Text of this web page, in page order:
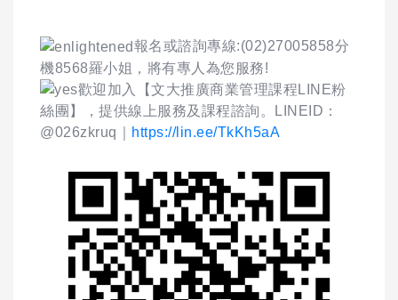
報名或諮詢專線:(02)27005858分
機8568羅小姐，將有專人為您服務!
歡迎加入【文大推廣商業管理課程LINE粉
絲團】，提供線上服務及課程諮詢。LINEID：
@026zkruq｜
https://lin.ee/TkKh5aA